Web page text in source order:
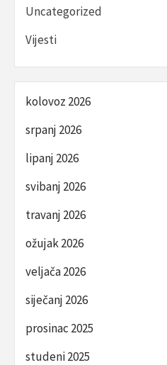
Uncategorized
Vijesti
kolovoz 2026
srpanj 2026
lipanj 2026
svibanj 2026
travanj 2026
ožujak 2026
veljača 2026
siječanj 2026
prosinac 2025
studeni 2025